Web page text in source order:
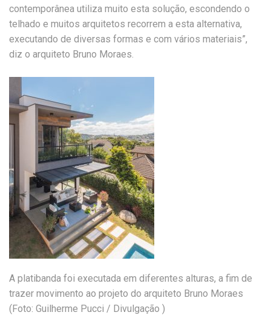
contemporânea utiliza muito esta solução, escondendo o
telhado e muitos arquitetos recorrem a esta alternativa,
executando de diversas formas e com vários materiais”,
diz o arquiteto Bruno Moraes.
A platibanda foi executada em diferentes alturas, a fim de
trazer movimento ao projeto do arquiteto Bruno Moraes
(Foto: Guilherme Pucci / Divulgação )